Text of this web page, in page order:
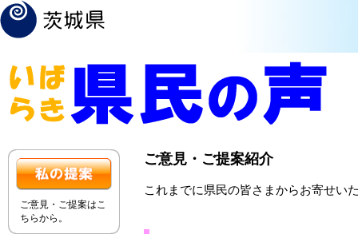
ご意見・ご提案はこ
ちらから。
ご意見・ご提案紹介
これまでに県民の皆さまからお寄せい